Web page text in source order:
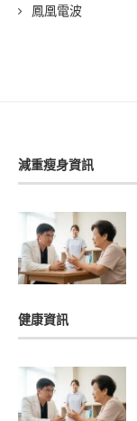
鳳凰電波
減重瘦身資訊
健康資訊